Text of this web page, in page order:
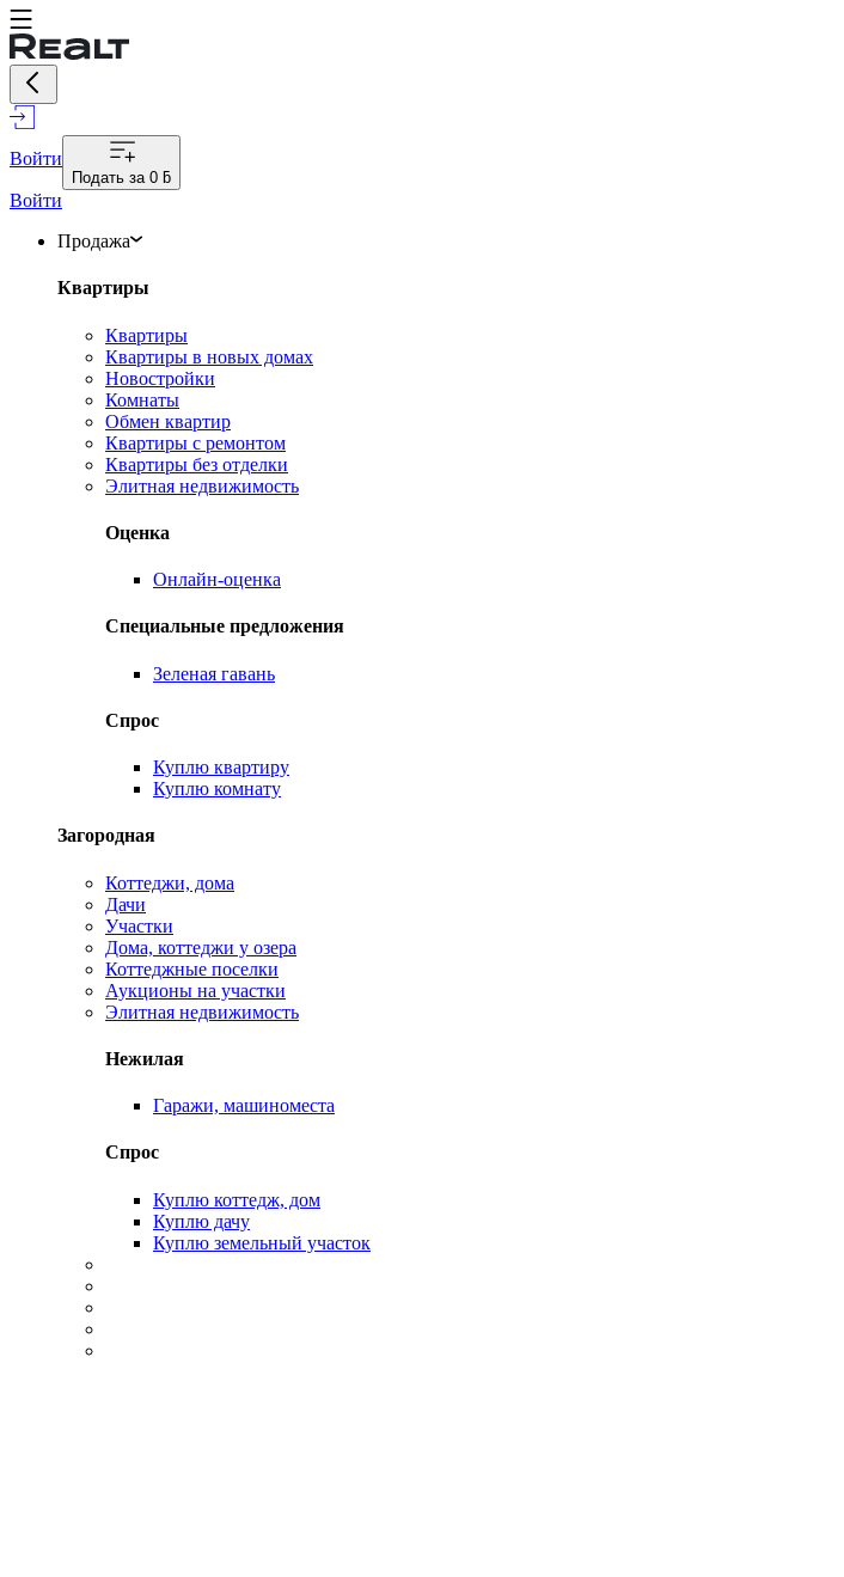
Войти
Подать за 0 ƃ
Войти
Продажа
Квартиры
Квартиры
Квартиры в новых домах
Новостройки
Комнаты
Обмен квартир
Квартиры с ремонтом
Квартиры без отделки
Элитная недвижимость
Оценка
Онлайн-оценка
Специальные предложения
Зеленая гавань
Спрос
Куплю квартиру
Куплю комнату
Загородная
Коттеджи, дома
Дачи
Участки
Дома, коттеджи у озера
Коттеджные поселки
Аукционы на участки
Элитная недвижимость
Нежилая
Гаражи, машиноместа
Спрос
Куплю коттедж, дом
Куплю дачу
Куплю земельный участок